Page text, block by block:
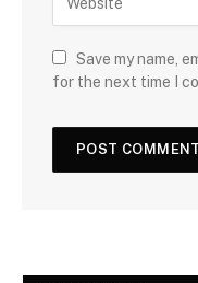
Save my name,
for the next time I